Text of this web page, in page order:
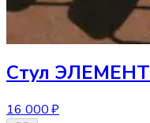
Стул ЭЛЕМЕНТ
16 000 ₽